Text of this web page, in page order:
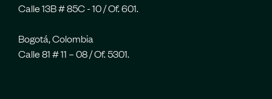
Calle 13B # 85C - 10 / Of. 601.
Bogotá, Colombia
Calle 81 # 11 – 08 / Of. 5301.